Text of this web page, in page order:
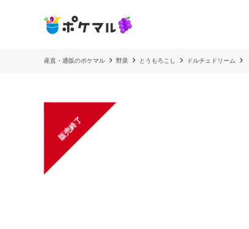
産直・通販のポケマル 野菜 とうもろこし ドルチェドリーム
販売終了